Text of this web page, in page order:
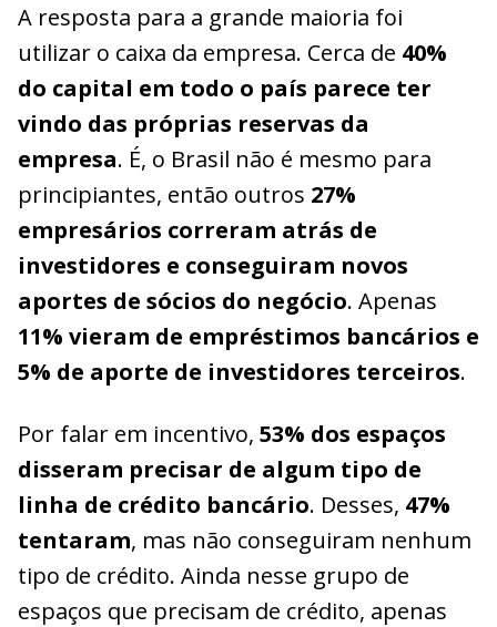
A resposta para a grande maioria foi
utilizar o caixa da empresa. Cerca de 40%
do capital em todo o país parece ter
vindo das próprias reservas da
empresa. É, o Brasil não é mesmo para
principiantes, então outros 27%
empresários correram atrás de
investidores e conseguiram novos
aportes de sócios do negócio. Apenas
11% vieram de empréstimos bancários e
5% de aporte de investidores terceiros.
Por falar em incentivo, 53% dos espaços
disseram precisar de algum tipo de
linha de crédito bancário. Desses, 47%
tentaram, mas não conseguiram nenhum
tipo de crédito. Ainda nesse grupo de
espaços que precisam de crédito, apenas